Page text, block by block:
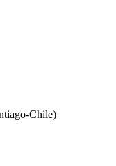
Chile)